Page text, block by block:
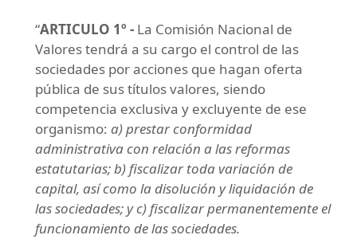
“ARTICULO 1º - La Comisión Nacional de
Valores tendrá a su cargo el control de las
sociedades por acciones que hagan oferta
pública de sus títulos valores, siendo
competencia exclusiva y excluyente de ese
organismo: a) prestar conformidad
administrativa con relación a las reformas
estatutarias; b) fiscalizar toda variación de
capital, así como la disolución y liquidación de
las sociedades; y c) fiscalizar permanentemente el
funcionamiento de las sociedades.